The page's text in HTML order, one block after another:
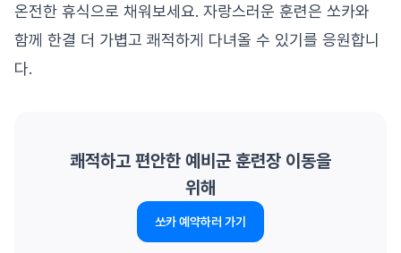
온전한 휴식으로 채워보세요. 자랑스러운 훈련은 쏘카와
함께 한결 더 가볍고 쾌적하게 다녀올 수 있기를 응원합니
다.
쾌적하고 편안한 예비군 훈련장 이동을
위해
쏘카 예약하러 가기